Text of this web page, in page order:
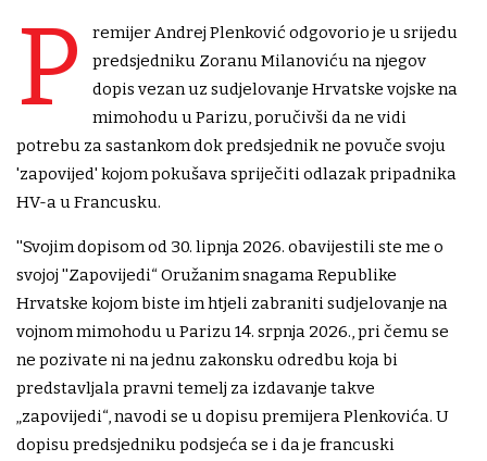
P
remijer Andrej Plenković odgovorio je u srijedu
predsjedniku Zoranu Milanoviću na njegov
dopis vezan uz sudjelovanje Hrvatske vojske na
mimohodu u Parizu, poručivši da ne vidi
potrebu za sastankom dok predsjednik ne povuče svoju
'zapovijed' kojom pokušava spriječiti odlazak pripadnika
HV-a u Francusku.
''Svojim dopisom od 30. lipnja 2026. obavijestili ste me o
svojoj ''Zapovijedi“ Oružanim snagama Republike
Hrvatske kojom biste im htjeli zabraniti sudjelovanje na
vojnom mimohodu u Parizu 14. srpnja 2026., pri čemu se
ne pozivate ni na jednu zakonsku odredbu koja bi
predstavljala pravni temelj za izdavanje takve
„zapovijedi“, navodi se u dopisu premijera Plenkovića. U
dopisu predsjedniku podsjeća se i da je francuski